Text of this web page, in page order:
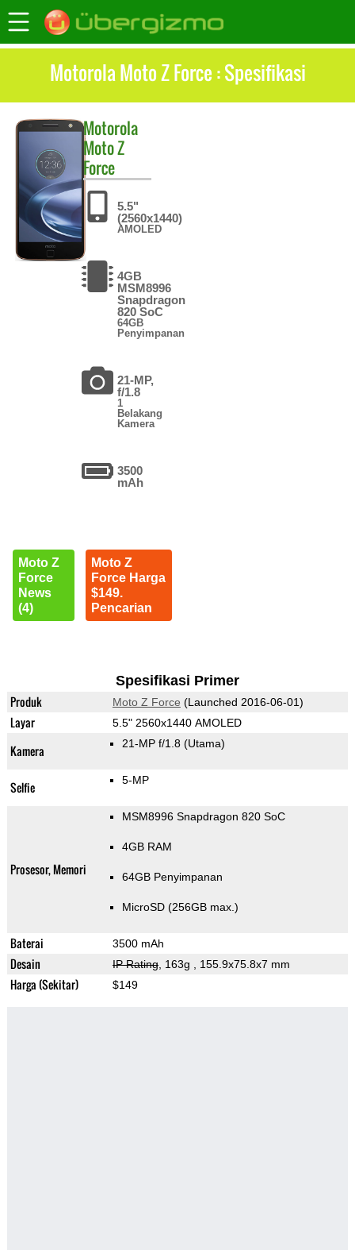
Motorola Moto Z Force : Spesifikasi
Motorola
Moto Z
Force
5.5"
(2560x1440)
AMOLED
4GB
MSM8996
Snapdragon
820 SoC
64GB
Penyimpanan
21-MP,
f/1.8
1
Belakang
Kamera
3500
mAh
Moto Z
Force
News
(4)
Moto Z
Force Harga
$149.
Pencarian
Spesifikasi Primer
Produk Moto Z Force (Launched 2016-06-01)
Layar 5.5" 2560x1440 AMOLED
Kamera 21-MP f/1.8 (Utama)
Selfie 5-MP
Prosesor, Memori
MSM8996 Snapdragon 820 SoC
4GB RAM
64GB Penyimpanan
MicroSD (256GB max.)
Baterai 3500 mAh
Desain IP Rating, 163g , 155.9x75.8x7 mm
Harga (Sekitar) $149